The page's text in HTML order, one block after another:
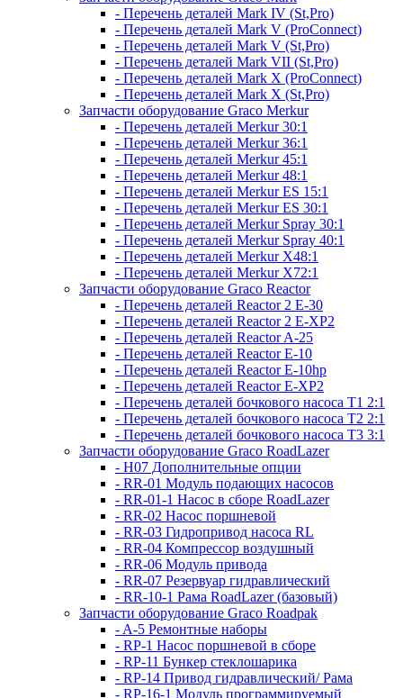
- Перечень деталей Mark IV (St,Pro)
- Перечень деталей Mark V (ProConnect)
- Перечень деталей Mark V (St,Pro)
- Перечень деталей Mark VII (St,Pro)
- Перечень деталей Mark X (ProConnect)
- Перечень деталей Mark X (St,Pro)
Запчасти оборудование Graco Merkur
- Перечень деталей Merkur 30:1
- Перечень деталей Merkur 36:1
- Перечень деталей Merkur 45:1
- Перечень деталей Merkur 48:1
- Перечень деталей Merkur ES 15:1
- Перечень деталей Merkur ES 30:1
- Перечень деталей Merkur Spray 30:1
- Перечень деталей Merkur Spray 40:1
- Перечень деталей Merkur X48:1
- Перечень деталей Merkur X72:1
Запчасти оборудование Graco Reactor
- Перечень деталей Reactor 2 E-30
- Перечень деталей Reactor 2 E-XP2
- Перечень деталей Reactor A-25
- Перечень деталей Reactor E-10
- Перечень деталей Reactor E-10hp
- Перечень деталей Reactor E-XP2
- Перечень деталей бочкового насоса T1 2:1
- Перечень деталей бочкового насоса T2 2:1
- Перечень деталей бочкового насоса T3 3:1
Запчасти оборудование Graco RoadLazer
- H07 Дополнительные опции
- RR-01 Модуль подающих насосов
- RR-01-1 Насос в сборе RoadLazer
- RR-02 Насос поршневой
- RR-03 Гидропривод насоса RL
- RR-04 Компрессор воздушный
- RR-06 Модуль привода
- RR-07 Резервуар гидравлический
- RR-10-1 Рама RoadLazer (базовый)
Запчасти оборудование Graco Roadpak
- A-5 Ремонтные наборы
- RP-1 Насос поршневой в сборе
- RP-11 Бункер стеклошарика
- RP-14 Привод гидравлический/ Рама
- RP-16-1 Модуль программируемый